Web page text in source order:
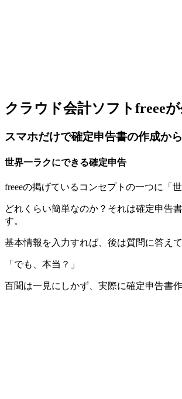
クラウド会計ソフトfreee
スマホだけで確定申告書の作成か
世界一ラクにできる確定申告
freeeの掲げているコンセプトの一つに「
どれくらい簡単なのか？それは確定申告
す。
基本情報を入力すれば、後は質問に答え
「でも、本当？」
百聞は一見にしかず、実際に確定申告書